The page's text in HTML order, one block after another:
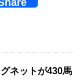
ネットが430馬